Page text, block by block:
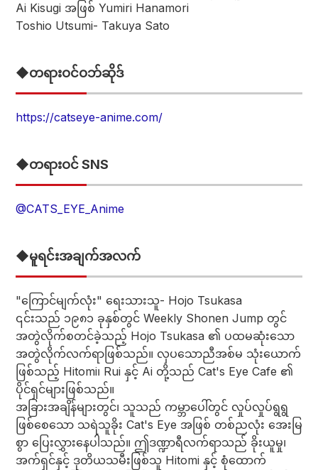
Ai Kisugi အဖြစ် Yumiri Hanamori
Toshio Utsumi- Takuya Sato
◆တရားဝင်ဝဘ်ဆိုဒ်
https://catseye-anime.com/
◆တရားဝင် SNS
@CATS_EYE_Anime
◆မူရင်းအချက်အလက်
"ကြောင်မျက်လုံး" ရေးသားသူ- Hojo Tsukasa
၎င်းသည် ၁၉၈၁ ခုနှစ်တွင် Weekly Shonen Jump တွင်
အတွဲလိုက်စတင်ခဲ့သည့် Hojo Tsukasa ၏ ပထမဆုံးသော
အတွဲလိုက်လက်ရာဖြစ်သည်။ လှပသောညီအစ်မ သုံးယောက်
ဖြစ်သည့် Hitomi၊ Rui နှင့် Ai တို့သည် Cat's Eye Cafe ၏
ပိုင်ရှင်များဖြစ်သည်။
အခြားအချိန်များတွင်၊ သူသည် ကမ္ဘာပေါ်တွင် လှုပ်လှုပ်ရွရွ
ဖြစ်စေသော သရဲသူခိုး Cat's Eye အဖြစ် တစ်ညလုံး အေးမြ
စွာ ပြေးလွှားနေပါသည်။ ဤဒဏ္ဍာရီလက်ရာသည် ခိုးယူမှု၊
အက်ရှင်နှင့် ဒုတိယသမီးဖြစ်သူ Hitomi နှင့် စုံထောက်